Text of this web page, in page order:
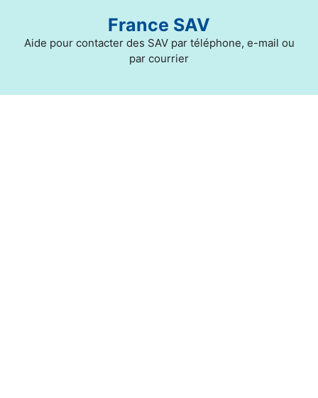
contenu
France SAV
Aide pour contacter des SAV par téléphone, e-mail ou
par courrier